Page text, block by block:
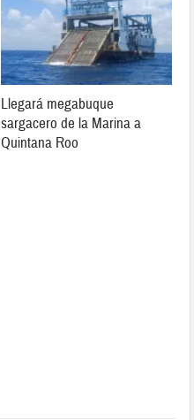
Llegará megabuque
sargacero de la Marina a
Quintana Roo